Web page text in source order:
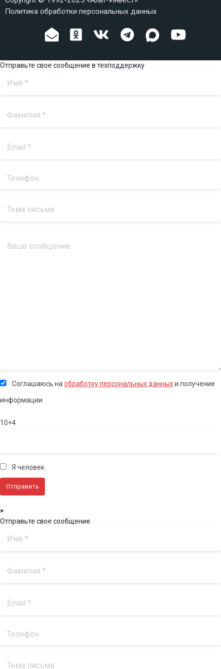
Политика обработки персональных данных
Отправьте свое сообщение в техподдержку
Соглашаюсь наобработку персональных данныхи получение
информации
10+4
Я человек
×
Отправьте свое сообщение